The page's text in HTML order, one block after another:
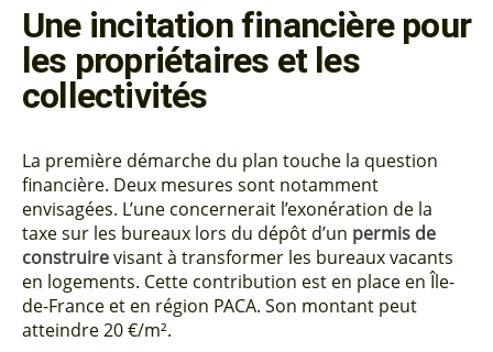
Une incitation financière pour
les propriétaires et les
collectivités
La première démarche du plan touche la question
financière. Deux mesures sont notamment
envisagées. L’une concernerait l’exonération de la
taxe sur les bureaux lors du dépôt d’un permis de
construirevisant à transformer les bureaux vacants
en logements. Cette contribution est en place en Île-
de-France et en région PACA. Son montant peut
atteindre 20 €/m².